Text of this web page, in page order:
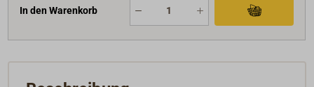
In den Warenkorb